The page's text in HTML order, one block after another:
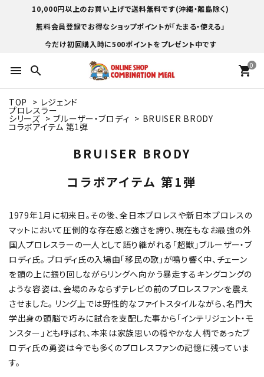
10,000円以上のお買い上げで送料無料です(沖縄・離島除く)
無料会員登録でお得なショップポイントが「たまる・使える」
今だけ初回購入時に500ポイントをプレゼント中です
menu search 0
shopping_cart
TOP > レジェンド
プロレスラー
シリーズ > ブルーザー・ブロディ > BRUISER BRODY
コラボアイテム 第1弾
BRUISER BRODY
コラボアイテム 第1弾
1979年1月に初来日。その後、全日本プロレスや新日本プロレスの
マットにおいて圧倒的な存在感と強さを誇り、現在もなお最強の外
国人プロレスラーの一人として語り継がれる「超獣」ブルーザー・ブ
ロディ氏。 ブロディ氏の入場曲「移民の歌」が鳴り響く中、チェーン
を頭の上に振り回しながらリングへ向かう暴走するキングコングの
ような容姿は、会場のみならずテレビの前のプロレスファンを震え
させました。 リング上では野性的なファイトスタイルながら、名門大
学出身の頭脳で巧みに試合を支配した事から「インテリジェント・モ
ンスター」とも呼ばれ、本来は家族思いの穏やかな人柄であったブ
ロディ氏の勇姿は今でも多くのプロレスファンの記憶に残っていま
す。